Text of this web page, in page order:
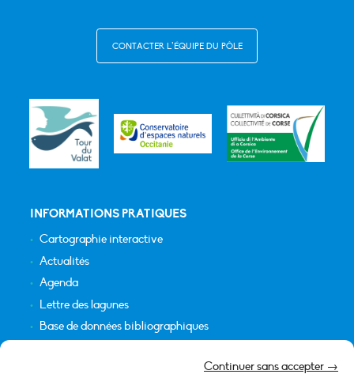
Continuer sans accepter →
CONTACTER L’ÉQUIPE DU PÔLE
INFORMATIONS PRATIQUES
Cartographie interactive
Actualités
Agenda
Lettre des lagunes
Base de données bibliographiques